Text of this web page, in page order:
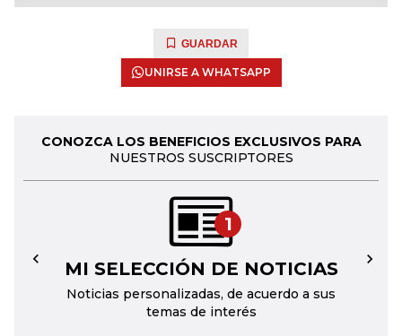
GUARDAR
UNIRSE A WHATSAPP
CONOZCA LOS BENEFICIOS EXCLUSIVOS PARA
NUESTROS SUSCRIPTORES
1
MI SELECCIÓN DE NOTICIAS
Noticias personalizadas, de acuerdo a sus
temas de interés
← →